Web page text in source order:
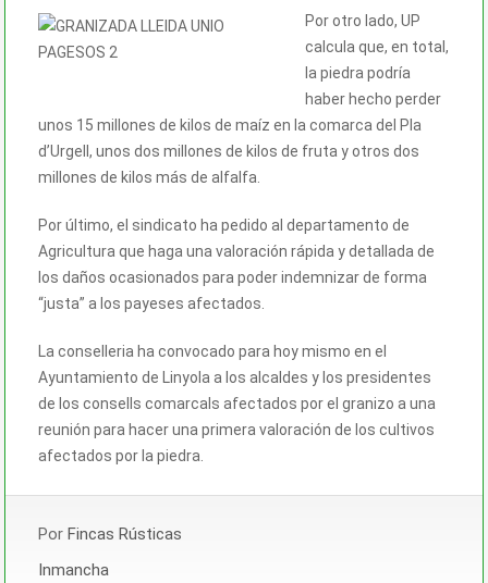
Por otro lado, UP
calcula que, en total,
la piedra podría
haber hecho perder
unos 15 millones de kilos de maíz en la comarca del Pla
d’Urgell, unos dos millones de kilos de fruta y otros dos
millones de kilos más de alfalfa.
Por último, el sindicato ha pedido al departamento de
Agricultura que haga una valoración rápida y detallada de
los daños ocasionados para poder indemnizar de forma
“justa” a los payeses afectados.
La conselleria ha convocado para hoy mismo en el
Ayuntamiento de Linyola a los alcaldes y los presidentes
de los consells comarcals afectados por el granizo a una
reunión para hacer una primera valoración de los cultivos
afectados por la piedra.
Por Fincas Rústicas
Inmancha